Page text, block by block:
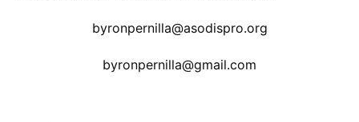
byronpernilla@asodispro.org
byronpernilla@gmail.com